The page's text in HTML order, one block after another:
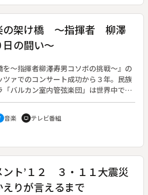
りが部屋で妄想に浸っていると、突
講師が生徒を叱りつけている声が聞こ
を開け、大声をあげて反撃する。◆数
本（尾上寛之）と短大時代の友人・与
い与志子は「自立していない処女は最
ショックを受けて帰ってしまう。料理
梅本にあかりは興味を示すが、梅本は
子持ちの男性・角谷（木下隆行）が現
説き始める角谷だが、あかりは突っぱ
。声を聞きあることに気づいたあかり
のがある」と久太を部屋に引っ張り込
の架け橋 ～指揮者 柳澤
の闘い～
を～指揮者柳澤寿男コソボの挑戦～』の
ァでのコンサート成功から３年。民族
バルカン室内管弦楽団」は世界中で評
されるほどになった。しかし、ミトロ
」は、２０１１年９月に多くの重軽傷
起こり封鎖されていた。音楽は無力な
落されたその時、柳澤は客演を依頼さ
話す彼らの奏でる「音」とオーケスト
た柳澤。果たして共演はうまくいくの
ソボ独立を容認しないセルビアの首都
超えたオーケストラ」の実現に奔走し
音楽 tv テレビ番組
ント’１２ ３・１１大震災
りが言えるまで